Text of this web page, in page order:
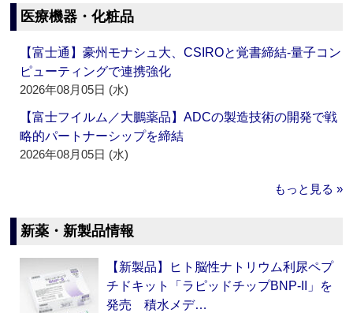
医療機器・化粧品
【富士通】豪州モナシュ大、CSIROと覚書締結‐量子コン
ピューティングで連携強化
2026年08月05日 (水)
【富士フイルム／大鵬薬品】ADCの製造技術の開発で戦
略的パートナーシップを締結
2026年08月05日 (水)
もっと見る »
新薬・新製品情報
【新製品】ヒト脳性ナトリウム利尿ペプ
チドキット「ラピッドチップBNP-II」を
発売 積水メデ…